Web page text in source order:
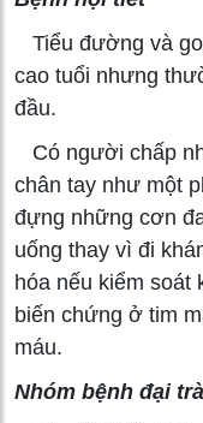
Tiểu đường và
cao tuổi nhưng
đầu.
Có người chấp
chân tay như một
đựng những cơn
uống thay vì đi
hóa nếu kiểm soát
biến chứng ở tim
máu.
Nhóm bệnh đại